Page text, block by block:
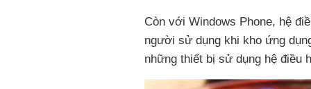
Còn với Windows Phone, hệ
người sử dụng khi kho ứng
những thiết bị sử dụng hệ điều